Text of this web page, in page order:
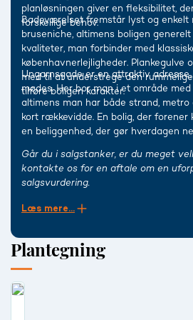
planløsningen giver en fleksibilitet,
forskellige behov.
Badeværelset fremstår lyst og enkelt
bruseniche, altimens boligen
kvaliteter, man forbinder med
københavnerlejligheder. Plankegulve
med til at understrege den
tilføre boligen karakter.
Ungarnsgade er en attraktiv
mødes. Her bor man i et område med
altimens man har både strand,
kort rækkevidde. En bolig, der forener
en beliggenhed, der gør hverdagen
Går du i salgstanker, er du meget
kontakte os for en aftale om en
salgsvurdering.
Læs mere...
Plantegning